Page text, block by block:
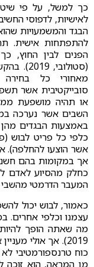
לאישיות, לדפוסי
הבגד והמשמעויות
להתפתחות אישית.
הפנים לבין החוץ,
מאחורי כל
סובייקטיבית אשר
או תהיה מושפעת
באמצעות הבגדים
כלפי כל פריט לבוש
אשר הוצעו להחלפה).
אך במקומות בהם
כחלק מהסיוע לאדם
המעבר הדרמטי מהשבי
כאמור, לבוש יכול
עצמנו וכלפי אחרים.
2019). אך אולי
כוח טרנספורמטיבי